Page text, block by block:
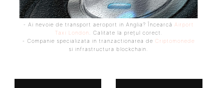
- Ai nevoie de transport aeroport in Anglia? Încearcă Airport
Taxi London. Calitate la prețul corect.
- Companie specializata in tranzactionarea de Criptomonede
si infrastructura blockchain.